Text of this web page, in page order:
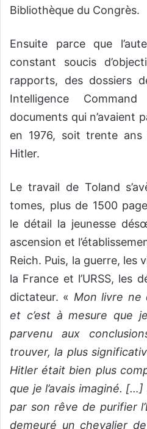
Bibliothèque du Congrès.
Ensuite parce que
constant soucis
rapports, des dossiers
Intelligence
documents qui n’avaient
en 1976, soit trente ans
Hitler.
Le travail de Toland
tomes, plus de 1500
le détail la jeunesse
ascension et
Reich. Puis, la guerre, les
la France et l’URSS, les
dictateur. « Mon livre ne
et c’est à mesure que
parvenu aux
trouver, la plus
Hitler était bien plus
que je l’avais imaginé. […]
par son rêve de purifier
demeuré un chevalier